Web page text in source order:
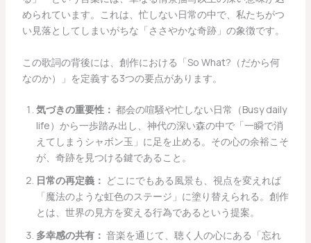
められています。これは、忙しない日常の中で、私たちがつ
い見落としてしまいがちな「ささやかな奇跡」の象徴です。
この歌詞の背後には、創作における「So What?（だから何
なのか）」を定義する3つの要点があります。
気づきの重要性： 都会の喧騒や忙しない日常（Busy daily
life）から一歩踏み出し、神代の深い森の中で「一瞬で消
えてしまうシャボン玉」に足を止める。その心の余裕こそ
が、奇跡を見つける鍵であること。
日常の再定義： どこにでもある風景も、視点を変えれば
「魔法のような虹色のステージ」に塗り替えられる。創作
とは、世界の見方を変える行為であるという提案。
多幸感の共有： 音楽を通じて、聴く人の心にある「忘れ